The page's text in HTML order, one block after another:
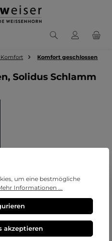
Komfort geschlossen
Solidus Schlamm
um eine bestmögliche
Informationen ...
akzeptieren